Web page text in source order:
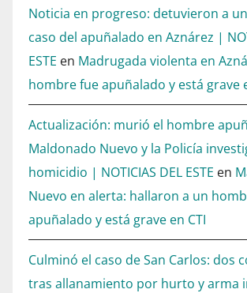
Noticia en progreso: detuvieron a
caso del apuñalado en Aznárez |
ESTE en Madrugada violenta en
hombre fue apuñalado y está grave
Actualización: murió el hombre
Maldonado Nuevo y la Policía
homicidio | NOTICIAS DEL ESTE en
Nuevo en alerta: hallaron a un
apuñalado y está grave en CTI
Culminó el caso de San Carlos: dos
tras allanamiento por hurto y arma